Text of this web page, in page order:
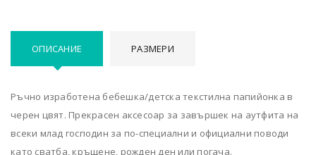
ОПИСАНИЕ РАЗМЕРИ
Ръчно изработена бебешка/детска текстилна папийонка в
черен цвят. Прекрасен аксесоар за завършек на аутфита на
всеки млад господин за по-специални и официални поводи
като сватба, кръщене, рожден ден или погача.